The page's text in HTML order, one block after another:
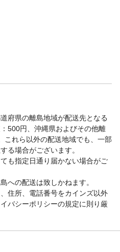
府県の離島地域が配送先となる
500円、沖縄県およびその他離
これら以外の配送地域でも、一部
る場合がございます。
も指定日通り届かない場合がご
への配送は致しかねます。
住所、電話番号をカインズ以外
バシーポリシーの規定に則り厳